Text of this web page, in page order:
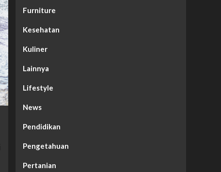
Furniture
Kesehatan
Kuliner
Lainnya
Lifestyle
News
Pendidikan
Pengetahuan
Pertanian